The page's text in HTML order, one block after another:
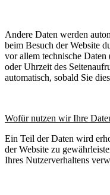
Andere Daten werden
beim Besuch der Website
vor allem technische
oder Uhrzeit des
automatisch, sobald Sie
Wofür nutzen wir Ihre
Ein Teil der Daten wird
der Website zu
Ihres Nutzerverhaltens